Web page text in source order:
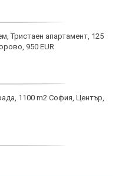
Тристаен апартамент, 125
950 EUR
1100 m2 София, Център,